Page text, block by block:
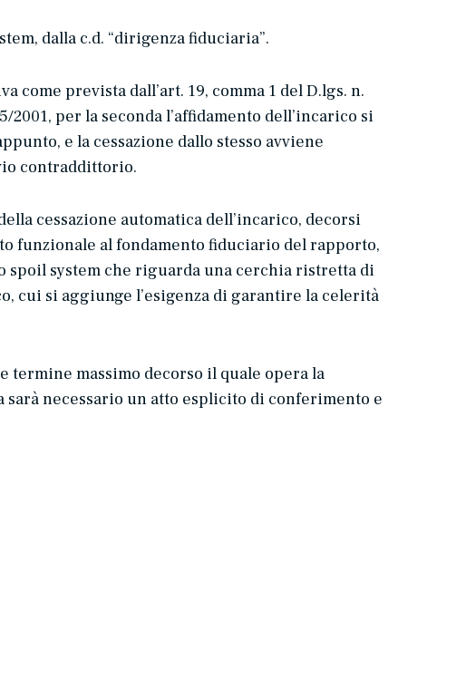
, dalla c.d. “dirigenza fiduciaria”.
prevista dall’art. 19, comma 1 del D.lgs. n.
2001, per la seconda l’affidamento dell’incarico si
e la cessazione dallo stesso avviene
contraddittorio.
cessazione automatica dell’incarico, decorsi
funzionale al fondamento fiduciario del rapporto,
spoil system che riguarda una cerchia ristretta di
cui si aggiunge l’esigenza di garantire la celerità
termine massimo decorso il quale opera la
sarànecessario un atto esplicito di conferimento e